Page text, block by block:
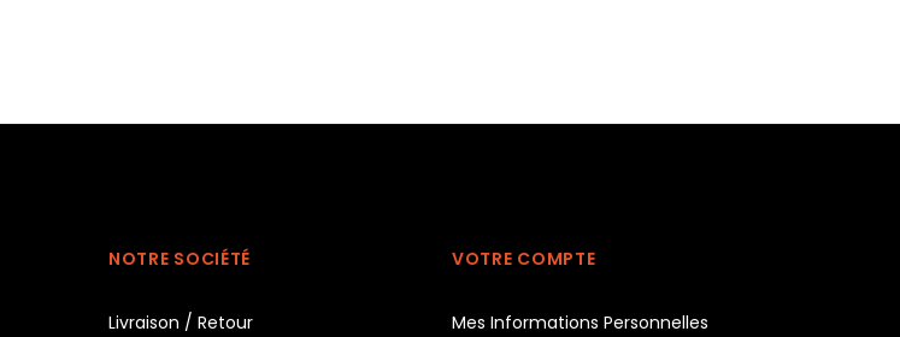
NOTRE SOCIÉTÉ
Livraison / Retour
VOTRE COMPTE
Mes Informations Personnelles